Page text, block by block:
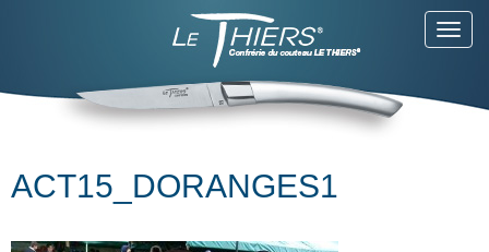
ACT15_DORANGES1